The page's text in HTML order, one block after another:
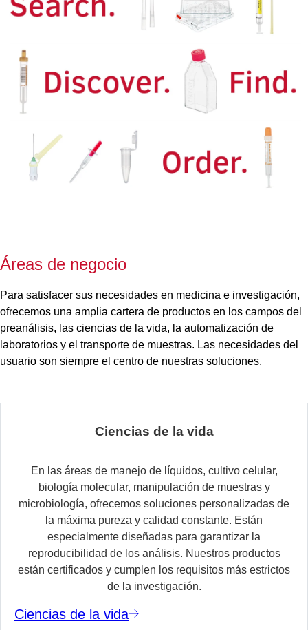
Áreas de negocio
Para satisfacer sus necesidades en medicina e investigación,
ofrecemos una amplia cartera de productos en los campos del
preanálisis, las ciencias de la vida, la automatización de
laboratorios y el transporte de muestras. Las necesidades del
usuario son siempre el centro de nuestras soluciones.
Ciencias de la vida
En las áreas de manejo de líquidos, cultivo celular,
biología molecular, manipulación de muestras y
microbiología, ofrecemos soluciones personalizadas de
la máxima pureza y calidad constante. Están
especialmente diseñadas para garantizar la
reproducibilidad de los análisis. Nuestros productos
están certificados y cumplen los requisitos más estrictos
de la investigación.
Ciencias de la vida